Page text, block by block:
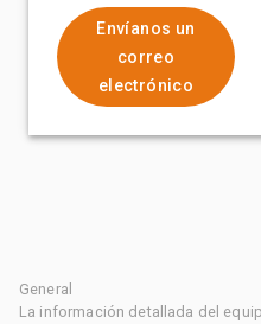
Envíanos un
correo
electrónico
General
La información detallada del